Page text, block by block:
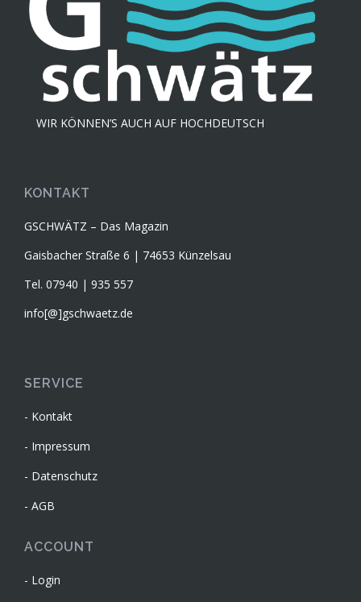
WIR KÖNNEN’S AUCH AUF HOCHDEUTSCH
KONTAKT
GSCHWÄTZ – Das Magazin
Gaisbacher Straße 6 | 74653 Künzelsau
Tel. 07940 | 935 557
info[@]gschwaetz.de
SERVICE
Kontakt
Impressum
Datenschutz
AGB
ACCOUNT
Login